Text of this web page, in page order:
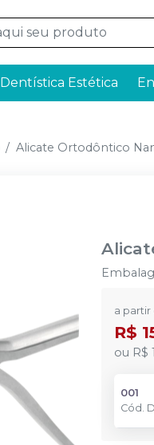
Dentística Estética
Alicate Ortodôntico
a partir
R$
ou R$
001
Cód.